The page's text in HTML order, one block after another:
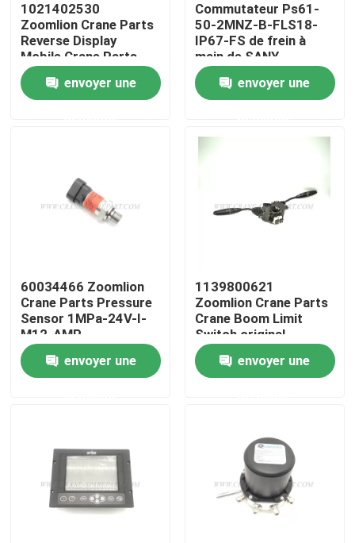
Aperçu
A propos de nous
Contrôle de la qualité
Contact
Pièces de rechange de grue
1021402530
Zoomlion Crane Parts
Reverse Display
Mobile Crane Parts
envoyer une
Commutateur Ps61-
50-2MNZ-B-FLS18-
IP67-FS de frein à
main de SANY
60044285
envoyer une
60034466 Zoomlion
Crane Parts Pressure
Sensor 1MPa-24V-I-
M12-AMP
envoyer une
1139800621
Zoomlion Crane Parts
Crane Boom Limit
Switch original
envoyer une